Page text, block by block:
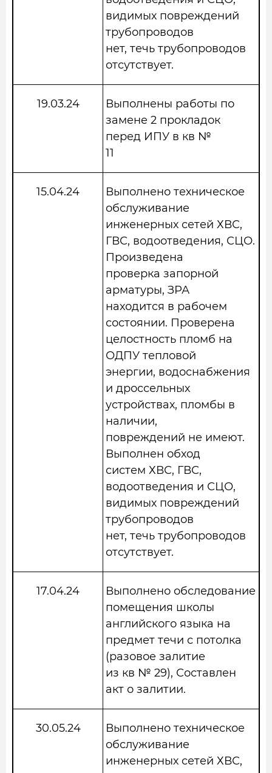
видимых повреждений
трубопроводов
нет, течь трубопроводов
отсутствует.
19.03.24
Выполнены работы по
замене 2 прокладок
перед ИПУ в кв №
11
15.04.24
Выполнено техническое
обслуживание
инженерных сетей ХВС,
ГВС, водоотведения, СЦО.
Произведена
проверка запорной
арматуры, ЗРА
находится в рабочем
состоянии. Проверена
целостность пломб на
ОДПУ тепловой
энергии, водоснабжения
и дроссельных
устройствах, пломбы в
наличии,
повреждений не имеют.
Выполнен обход
систем ХВС, ГВС,
водоотведения и СЦО,
видимых повреждений
трубопроводов
нет, течь трубопроводов
отсутствует.
17.04.24
Выполнено обследование
помещения школы
английского языка на
предмет течи с потолка
(разовое залитие
из кв № 29), Составлен
акт о залитии.
30.05.24
Выполнено техническое
обслуживание
инженерных сетей ХВС,